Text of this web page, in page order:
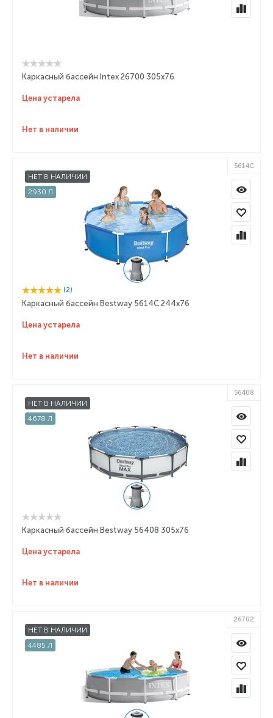
Каркасный бассейн Intex 26700 305x76
Цена устарела
Нет в наличии
НЕТ В НАЛИЧИИ
2930 Л
5614C
(2)
Каркасный бассейн Bestway 5614C 244x76
Цена устарела
Нет в наличии
НЕТ В НАЛИЧИИ
4678 Л
56408
Каркасный бассейн Bestway 56408 305x76
Цена устарела
Нет в наличии
НЕТ В НАЛИЧИИ
4485 Л
26702